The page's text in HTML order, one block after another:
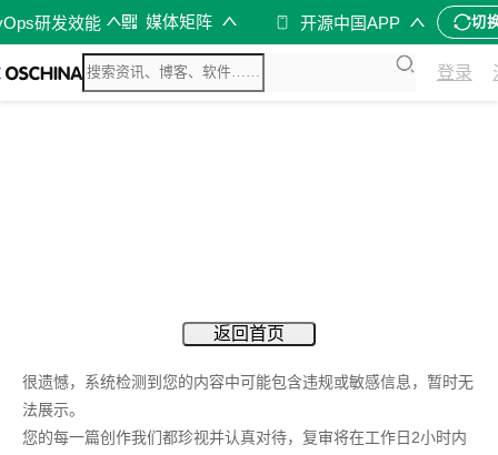
研发效能 媒体矩阵 开源中国APP 切
登录
返回首页
很遗憾，系统检测到您的内容中可能包含违规或敏感信息，暂时无
法展示。
您的每一篇创作我们都珍视并认真对待，复审将在工作日2小时内